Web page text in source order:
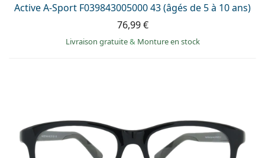
Active A-Sport F039843005000 43 (âgés de 5 à 10 ans)
76,99 €
Livraison gratuite& Monture en stock